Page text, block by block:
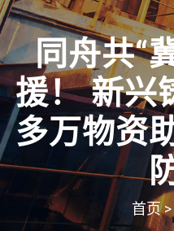
同舟共“
援！ 新兴
多万物资
首页>